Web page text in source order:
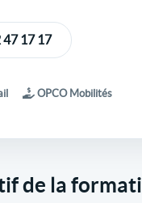
17 17
OPCO Mobilités
de la